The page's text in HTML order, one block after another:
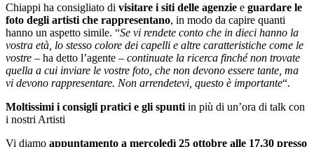
Chiappi ha consigliato di visitare i siti delle agenzie e guardare le
foto degli artisti che rappresentano, in modo da capire quanti
hanno un aspetto simile. “Se vi rendete conto che in dieci hanno la
vostra età, lo stesso colore dei capelli e altre caratteristiche come le
vostre – ha detto l’agente – continuate la ricerca finché non trovate
quella a cui inviare le vostre foto, che non devono essere tante, ma
vi devono rappresentare. Non arrendetevi, questo è importante“.
Moltissimi i consigli pratici e gli spunti in più di un’ora di talk con
i nostri Artisti
Vi diamo appuntamento a mercoledì 25 ottobre alle 17.30 presso